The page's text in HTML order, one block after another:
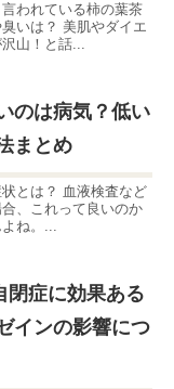
われている柿の葉茶
いは？ 美肌やダイエ
山！と話...
のは病気？低い
まとめ
とは？ 血液検査など
、これって良いのか
ね。...
閉症に効果ある
インの影響につ